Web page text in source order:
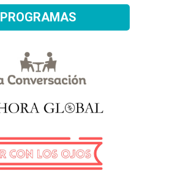
PROGRAMAS